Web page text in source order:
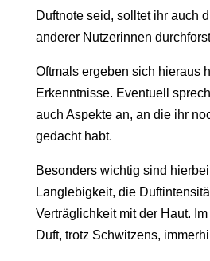
Duftnote seid, solltet ihr auch
anderer Nutzerinnen
Oftmals ergeben sich hieraus
Erkenntnisse. Eventuell
auch Aspekte an, an die ihr
gedacht habt.
Besonders wichtig sind
Langlebigkeit, die
Verträglichkeit mit der Haut.
Duft, trotz Schwitzens,